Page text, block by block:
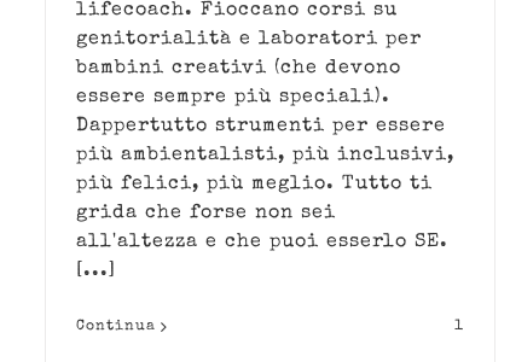
lifecoach. Fioccano corsi su
genitorialità e laboratori per
bambini creativi (che devono
essere sempre più speciali).
Dappertutto strumenti per essere
più ambientalisti, più inclusivi,
più felici, più meglio. Tutto ti
grida che forse non sei
all'altezza e che puoi esserlo SE.
[...]
Continua 1